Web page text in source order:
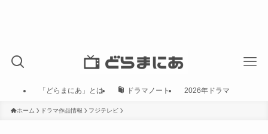
「どらまにあ」とは ドラマノート 2026年ドラマ
ホーム ドラマ作品情報 フジテレビ